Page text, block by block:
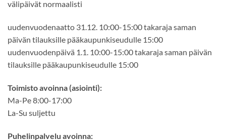
välipäivät normaalisti
uudenvuodenaatto 31.12. 10:00-15:00 takaraja saman
päivän tilauksille pääkaupunkiseudulle 15:00
uudenvuodenpäivä 1.1. 10:00-15:00 takaraja saman päivän
tilauksille pääkaupunkiseudulle 15:00
Toimisto avoinna (asiointi):
Ma-Pe 8:00-17:00
La-Su suljettu
Puhelinpalvelu avoinna: